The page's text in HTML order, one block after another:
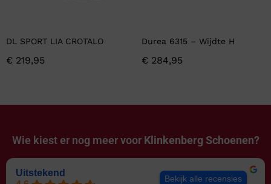
DL SPORT LIA CROTALO
€ 219,95
Durea 6315 – Wijdte H
€ 284,95
Wie kiest er nog meer voor Klinkenberg Schoenen?
Uitstekend
Bekijk alle recensies